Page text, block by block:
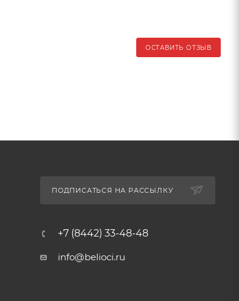
ОСТАВИТЬ ОТЗЫВ
ПОДПИСАТЬСЯ НА РАССЫЛКУ
+7 (8442) 33-48-48
info@belioci.ru